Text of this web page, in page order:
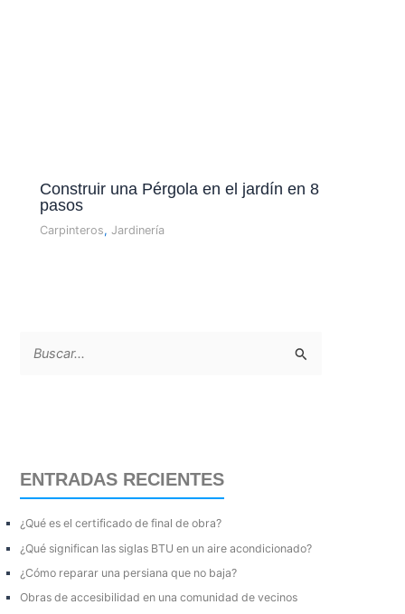
Construir una Pérgola en el jardín en 8
pasos
Carpinteros,Jardinería
r
o
r
:
ENTRADAS RECIENTES
¿Qué es el certificado de final de obra?
¿Qué significan las siglas BTU en un aire acondicionado?
¿Cómo reparar una persiana que no baja?
Obras de accesibilidad en una comunidad de vecinos